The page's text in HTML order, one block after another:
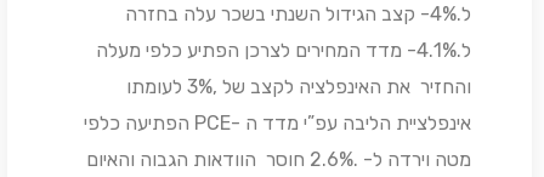
ל.4%- קצב הגידול השנתי בשכר עלה בחזרה
ל.4.1%- מדד המחירים לצרכן הפתיע כלפי מעלה
והחזיר את האינפלציה לקצב של ,3% לעומתו
אינפלציית הליבה עפ”י מדד ה -PCE הפתיעה כלפי
מטה וירדה ל- .2.6% חוסר הוודאות הגבוה והאיום